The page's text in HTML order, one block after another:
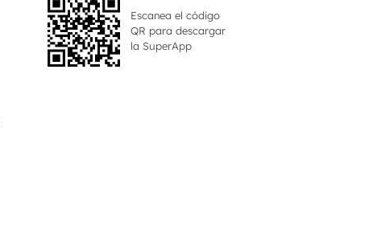
Escanea el código
QR para descargar
la SuperApp